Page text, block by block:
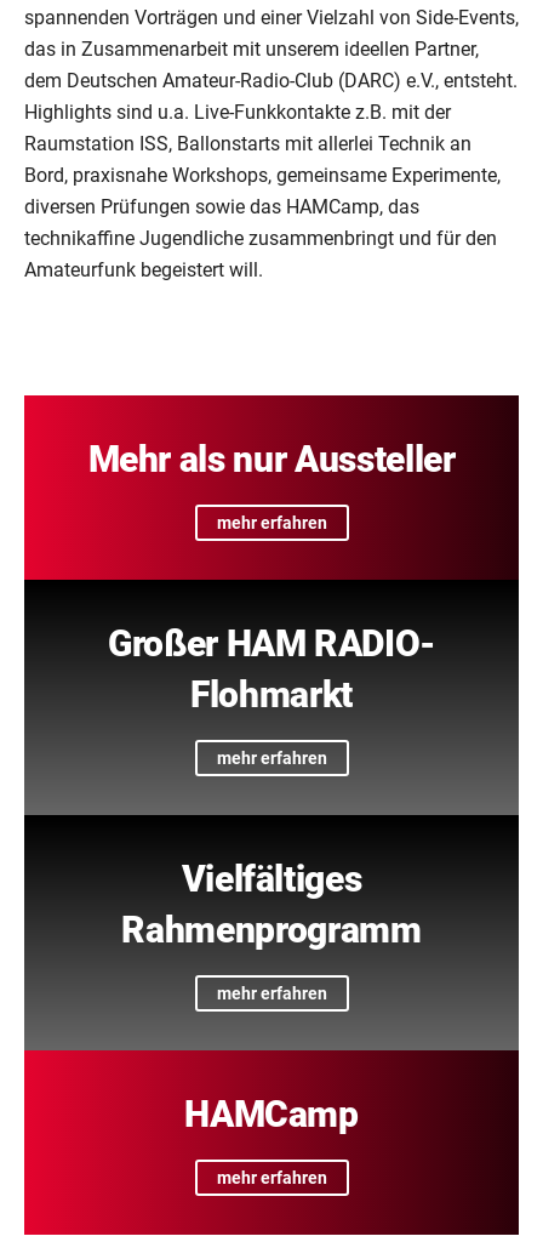
spannenden Vorträgen und einer Vielzahl von Side-Events,
das in Zusammenarbeit mit unserem ideellen Partner,
dem Deutschen Amateur-Radio-Club (DARC) e.V., entsteht.
Highlights sind u.a. Live-Funkkontakte z.B. mit der
Raumstation ISS, Ballonstarts mit allerlei Technik an
Bord, praxisnahe Workshops, gemeinsame Experimente,
diversen Prüfungen sowie das HAMCamp, das
technikaffine Jugendliche zusammenbringt und für den
Amateurfunk begeistert will.
Mehr als nur Aussteller
mehr erfahren
Großer HAM RADIO-
Flohmarkt
mehr erfahren
Vielfältiges
Rahmenprogramm
mehr erfahren
HAMCamp
mehr erfahren